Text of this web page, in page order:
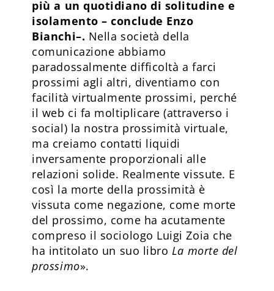
più a un quotidiano di solitudine e
isolamento – conclude Enzo
Bianchi–. Nella società della
comunicazione abbiamo
paradossalmente difficoltà a farci
prossimi agli altri, diventiamo con
facilità virtualmente prossimi, perché
il web ci fa moltiplicare (attraverso i
social) la nostra prossimità virtuale,
ma creiamo contatti liquidi
inversamente proporzionali alle
relazioni solide. Realmente vissute. E
così la morte della prossimità è
vissuta come negazione, come morte
del prossimo, come ha acutamente
compreso il sociologo Luigi Zoia che
ha intitolato un suo libro La morte del
prossimo».